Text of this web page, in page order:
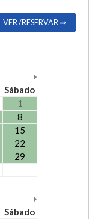
VER /RESERVAR ⇒
Sábado
1
8
15
22
29
Sábado